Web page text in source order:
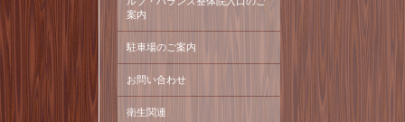
案内
駐車場のご案内
お問い合わせ
衛生関連